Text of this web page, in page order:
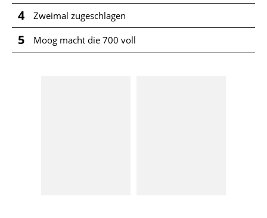
4 Zweimal zugeschlagen
5 Moog macht die 700 voll